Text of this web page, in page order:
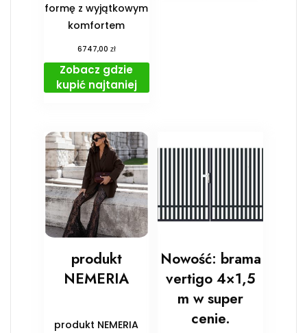
formę z wyjątkowym
komfortem
6747,00 zł
Zobacz gdzie
kupić najtaniej
produkt
NEMERIA
produkt NEMERIA
Nowość: brama
vertigo 4×1,5
m w super
cenie.